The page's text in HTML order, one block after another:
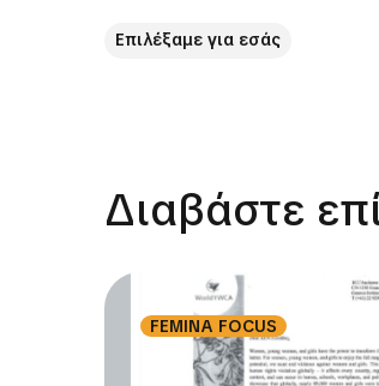
Επιλέξαμε για εσάς
Διαβάστε
FEMINA FOCUS